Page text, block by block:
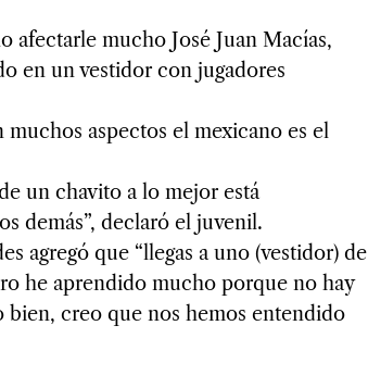
afectarle mucho José Juan Macías,
en un vestidor con jugadores
muchos aspectos el mexicano es el
un chavito a lo mejor está
demás”, declaró el juvenil.
agregó que “llegas a uno (vestidor) de
he aprendido mucho porque no hay
bien, creo que nos hemos entendido